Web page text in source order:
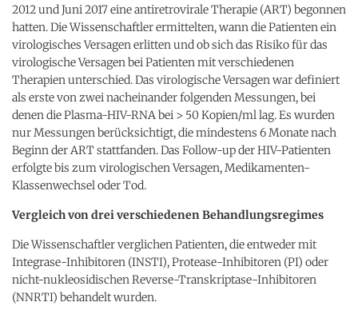
2012 und Juni 2017 eine antiretrovirale Therapie (ART) begonnen
hatten. Die Wissenschaftler ermittelten, wann die Patienten ein
virologisches Versagen erlitten und ob sich das Risiko für das
virologische Versagen bei Patienten mit verschiedenen
Therapien unterschied. Das virologische Versagen war definiert
als erste von zwei nacheinander folgenden Messungen, bei
denen die Plasma-HIV-RNA bei > 50 Kopien/ml lag. Es wurden
nur Messungen berücksichtigt, die mindestens 6 Monate nach
Beginn der ART stattfanden. Das Follow-up der HIV-Patienten
erfolgte bis zum virologischen Versagen, Medikamenten-
Klassenwechsel oder Tod.
Vergleich von drei verschiedenen Behandlungsregimes
Die Wissenschaftler verglichen Patienten, die entweder mit
Integrase-Inhibitoren (INSTI), Protease-Inhibitoren (PI) oder
nicht-nukleosidischen Reverse-Transkriptase-Inhibitoren
(NNRTI) behandelt wurden.